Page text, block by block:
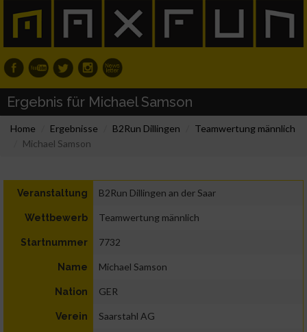
Ergebnis für Michael Samson
Home Ergebnisse B2Run Dillingen
Teamwertung männlich
Michael Samson
Veranstaltung B2Run Dillingen an der Saar
Wettbewerb Teamwertung männlich
Startnummer 7732
Name Michael Samson
Nation GER
Verein Saarstahl AG